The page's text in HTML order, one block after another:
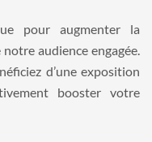
pour augmenter la
audience engagée.
d’une exposition
booster votre